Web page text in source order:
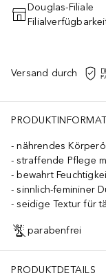
Douglas-Filiale
Versand durch
nährendes
straffende Pflege
bewahrt
sinnlich-femininer
seidige Textur für
parabenfrei
PRODUKTDETAILS